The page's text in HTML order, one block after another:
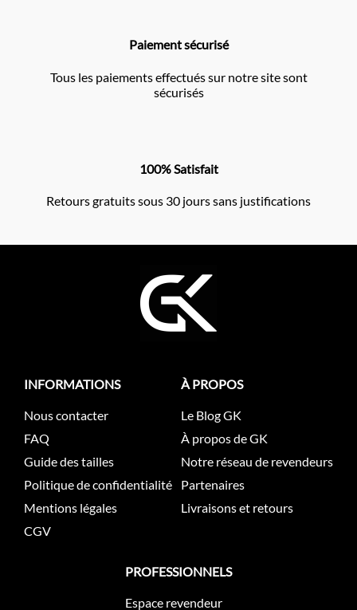
Paiement sécurisé
Tous les paiements effectués sur notre site sont
sécurisés
100% Satisfait
Retours gratuits sous 30 jours sans justifications
INFORMATIONS
Nous contacter
FAQ
Guide des tailles
Politique de confidentialité
Mentions légales
CGV
À PROPOS
Le Blog GK
À propos de GK
Notre réseau de revendeurs
Partenaires
Livraisons et retours
PROFESSIONNELS
Espace revendeur